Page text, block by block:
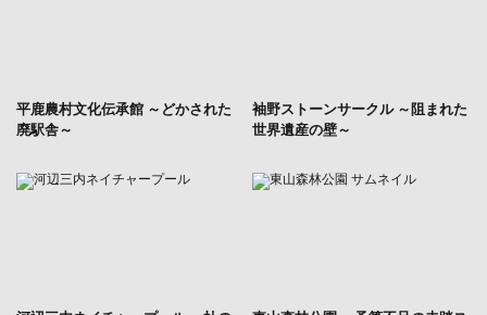
平鹿農村文化伝承館 ～どかされた
廃駅舎～
袖野ストーンサークル ～阻まれた
世界遺産の壁～